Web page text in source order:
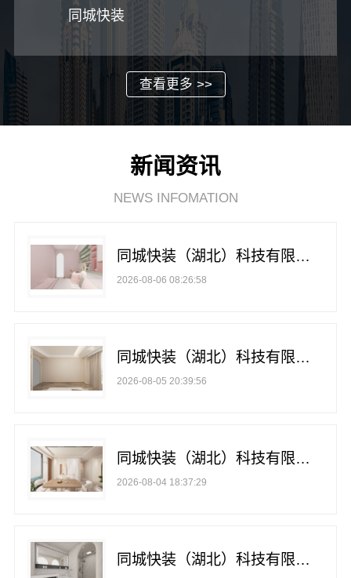
同城快装
查看更多 >>
新闻资讯
NEWS INFOMATION
同城快装（湖北）科技有限公司：快住快装靠谱吗？省心老房翻新工期保障
2026-08-06 08:26:58
同城快装（湖北）科技有限公司快住老房快装，工期有保障，省心装修更靠谱
2026-08-05 20:39:56
同城快装（湖北）科技有限公司急装装修哪家快品质施工
2026-08-04 18:37:29
同城快装（湖北）科技有限公司光谷公寓改造极简风科技家装